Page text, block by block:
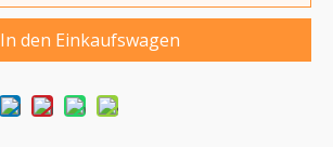
In den Einkaufswagen